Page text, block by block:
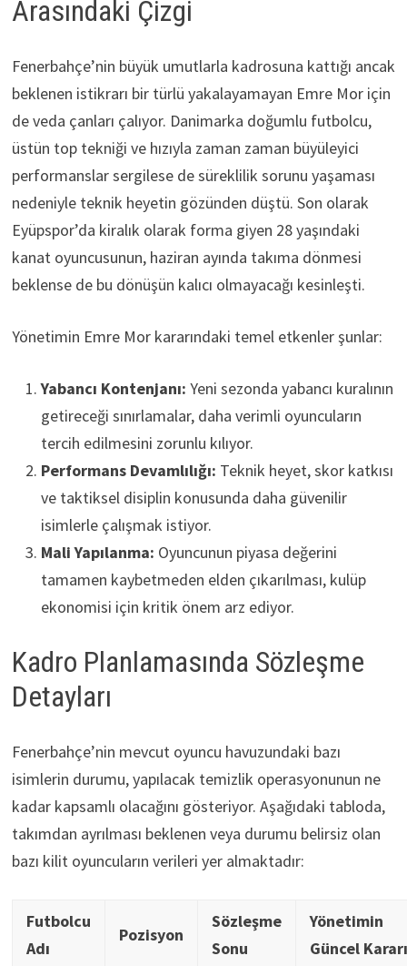
Arasındaki Çizgi
Fenerbahçe’nin büyük umutlarla kadrosuna kattığı ancak
beklenen istikrarı bir türlü yakalayamayan Emre Mor için
de veda çanları çalıyor. Danimarka doğumlu futbolcu,
üstün top tekniği ve hızıyla zaman zaman büyüleyici
performanslar sergilese de süreklilik sorunu yaşaması
nedeniyle teknik heyetin gözünden düştü. Son olarak
Eyüpspor’da kiralık olarak forma giyen 28 yaşındaki
kanat oyuncusunun, haziran ayında takıma dönmesi
beklense de bu dönüşün kalıcı olmayacağı kesinleşti.
Yönetimin Emre Mor kararındaki temel etkenler şunlar:
Yabancı Kontenjanı: Yeni sezonda yabancı kuralının
getireceği sınırlamalar, daha verimli oyuncuların
tercih edilmesini zorunlu kılıyor.
Performans Devamlılığı: Teknik heyet, skor katkısı
ve taktiksel disiplin konusunda daha güvenilir
isimlerle çalışmak istiyor.
Mali Yapılanma: Oyuncunun piyasa değerini
tamamen kaybetmeden elden çıkarılması, kulüp
ekonomisi için kritik önem arz ediyor.
Kadro Planlamasında Sözleşme
Detayları
Fenerbahçe’nin mevcut oyuncu havuzundaki bazı
isimlerin durumu, yapılacak temizlik operasyonunun ne
kadar kapsamlı olacağını gösteriyor. Aşağıdaki tabloda,
takımdan ayrılması beklenen veya durumu belirsiz olan
bazı kilit oyuncuların verileri yer almaktadır:
Futbolcu
Adı
Pozisyon
Sözleşme
Sonu
Yönetimin
Güncel Kararı